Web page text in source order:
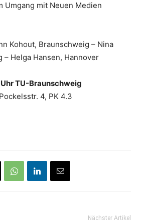
Umgang mit Neuen Medien
Kohout, Braunschweig – Nina
– Helga Hansen, Hannover
Uhr TU-Braunschweig
4, PK 4.3
Nächster Artikel